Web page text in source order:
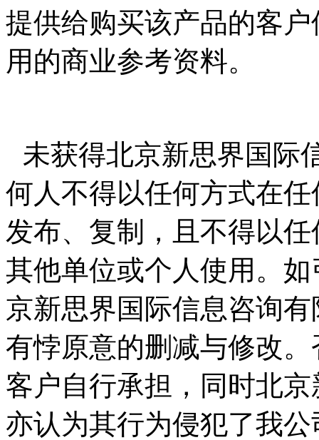
提供给购买该产品的客
用的商业参考资料。
未获得北京新思界国际
何人不得以任何方式在
发布、复制，且不得以
其他单位或个人使用。
京新思界国际信息咨询
有悖原意的删减与修改
客户自行承担，同时北
亦认为其行为侵犯了我